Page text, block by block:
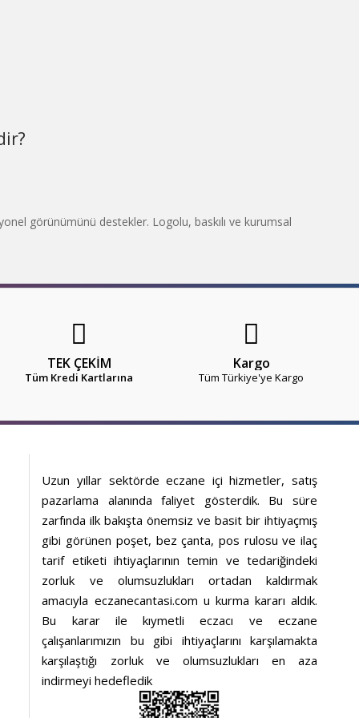
görünümünü destekler. Logolu, baskılı ve kurumsal
TEK ÇEKİM
Tüm Kredi Kartlarına
Kargo
Tüm Türkiye'ye Kargo
Uzun yıllar sektörde eczane içi hizmetler, satış
pazarlama alanında faliyet gösterdik. Bu süre
zarfında ilk bakışta önemsiz ve basit bir ihtiyaçmış
gibi görünen poşet, bez çanta, pos rulosu ve ilaç
tarif etiketi ihtiyaçlarının temin ve tedariğindeki
zorluk ve olumsuzlukları ortadan kaldırmak
amacıyla eczanecantasi.com u kurma kararı aldık.
Bu karar ile kıymetli eczacı ve eczane
çalışanlarımızın bu gibi ihtiyaçlarını karşılamakta
karşılaştığı zorluk ve olumsuzlukları en aza
indirmeyi hedefledik